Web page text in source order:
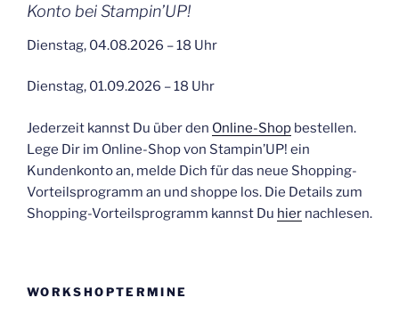
Konto bei Stampin’UP!
Dienstag, 04.08.2026 – 18 Uhr
Dienstag, 01.09.2026 – 18 Uhr
Jederzeit kannst Du über den Online-Shop bestellen.
Lege Dir im Online-Shop von Stampin’UP! ein
Kundenkonto an, melde Dich für das neue Shopping-
Vorteilsprogramm an und shoppe los. Die Details zum
Shopping-Vorteilsprogramm kannst Du hier nachlesen.
WORKSHOPTERMINE